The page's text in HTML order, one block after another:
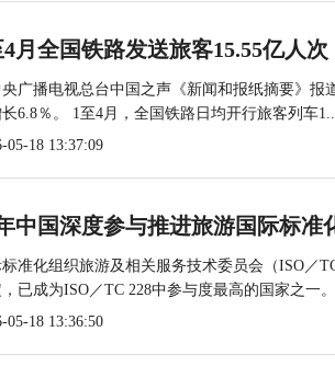
4月全国铁路发送旅客15.55亿人次
广播电视总台中国之声《新闻和报纸摘要》报
长6.8％。 1至4月，全国铁路日均开行旅客列车
05-18 13:37:09
中国深度参与推进旅游国际标准
标准化组织旅游及相关服务技术委员会（ISO／
已成为ISO／TC 228中参与度最高的国家之一
05-18 13:36:50